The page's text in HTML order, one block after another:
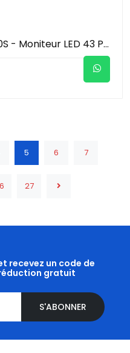
Hikvision DS-D5043F3-1V0S - Moniteur LED 43 Pouces Full HD 1080p Usages 24/7 (HDMI / VGA + Haut-Parleurs Intégrés 2x5W) - Écran de Contrôle & Vidéosurveillance Pro - Fixation VESA
5 6 7
27
recevez un code de
gratuit
S'ABONNER